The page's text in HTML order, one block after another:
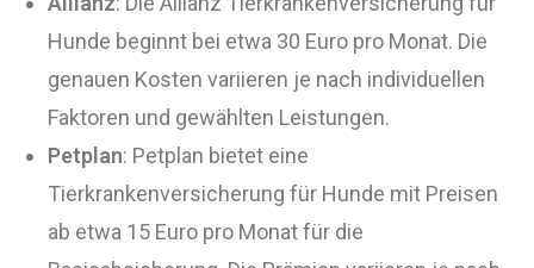
Hunde beginnt bei etwa 30 Euro pro Monat. Die
genauen Kosten variieren je nach individuellen
Faktoren und gewählten Leistungen.
Petplan: Petplan bietet eine
Tierkrankenversicherung für Hunde mit Preisen
ab etwa 15 Euro pro Monat für die